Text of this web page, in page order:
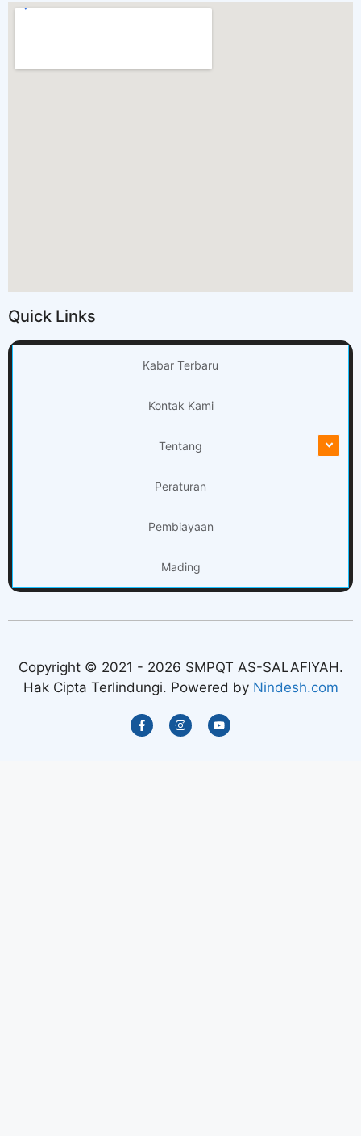
Quick Links
Kabar Terbaru
Kontak Kami
Tentang
Peraturan
Pembiayaan
Mading
Copyright © 2021 - 2026 SMPQT AS-SALAFIYAH.
Hak Cipta Terlindungi. Powered by Nindesh.com